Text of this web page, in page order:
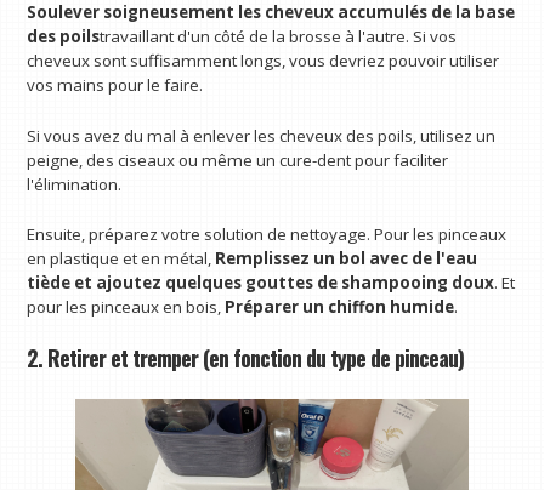
Soulever soigneusement les cheveux accumulés de la base
des poilstravaillant d'un côté de la brosse à l'autre. Si vos
cheveux sont suffisamment longs, vous devriez pouvoir utiliser
vos mains pour le faire.
Si vous avez du mal à enlever les cheveux des poils, utilisez un
peigne, des ciseaux ou même un cure-dent pour faciliter
l'élimination.
Ensuite, préparez votre solution de nettoyage. Pour les pinceaux
en plastique et en métal, Remplissez un bol avec de l'eau
tiède et ajoutez quelques gouttes de shampooing doux. Et
pour les pinceaux en bois, Préparer un chiffon humide.
2. Retirer et tremper (en fonction du type de pinceau)